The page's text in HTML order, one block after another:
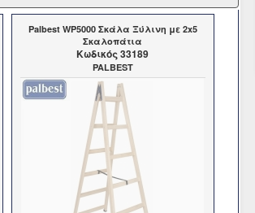
Palbest WP5000 Σκάλα Ξύλινη με 2x5
Σκαλοπάτια
Kωδικός 33189
PALBEST